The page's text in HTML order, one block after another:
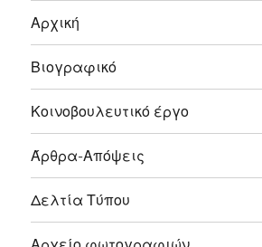
Αρχική
Βιογραφικό
Κοινοβουλευτικό έργο
Άρθρα-Απόψεις
Δελτία Τύπου